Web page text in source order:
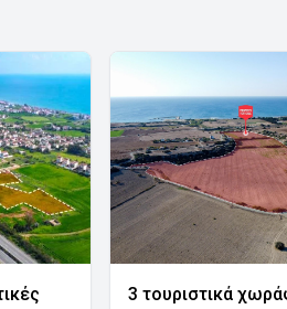
3 τουριστικά